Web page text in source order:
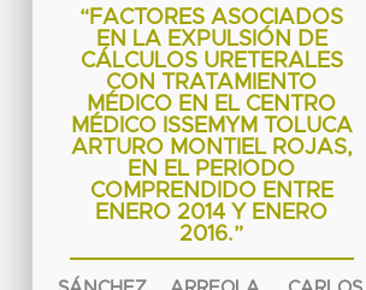
“FACTORES ASOCIADOS
EN LA EXPULSIÓN DE
CÁLCULOS URETERALES
CON TRATAMIENTO
MÉDICO EN EL CENTRO
MÉDICO ISSEMYM TOLUCA
ARTURO MONTIEL ROJAS,
EN EL PERIODO
COMPRENDIDO ENTRE
ENERO 2014 Y ENERO
2016.”